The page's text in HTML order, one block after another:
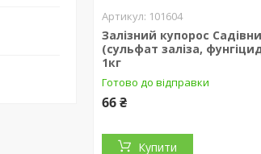
101604
Залізний купорос
(сульфат заліза,
1кг
Готово до відправки
66 ₴
Купити